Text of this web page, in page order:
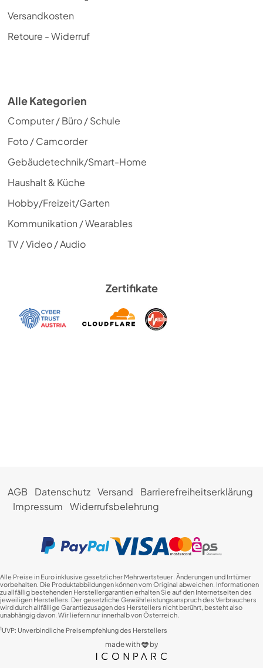
Versandkosten
Retoure - Widerruf
Alle Kategorien
Computer / Büro / Schule
Foto / Camcorder
Gebäudetechnik/Smart-Home
Haushalt & Küche
Hobby/Freizeit/Garten
Kommunikation / Wearables
TV / Video / Audio
Zertifikate
AGB Datenschutz Versand
Barrierefreiheitserklärung
Impressum
Widerrufsbelehrung
Alle Preise in Euro inklusive gesetzlicher Mehrwertsteuer. Änderungen und Irrtümer
vorbehalten. Die Produktabbildungen können vom Original abweichen. Informationen
zu allfällig bestehenden Herstellergarantien erhalten Sie auf den Internetseiten des
jeweiligen Herstellers. Der gesetzliche Gewährleistungsanspruch des Verbrauchers
wird durch allfällige Garantiezusagen des Herstellers nicht berührt, besteht also
unabhängig davon. Wir liefern nur innerhalb von Österreich.
1UVP: Unverbindliche Preisempfehlung des Herstellers
made with by